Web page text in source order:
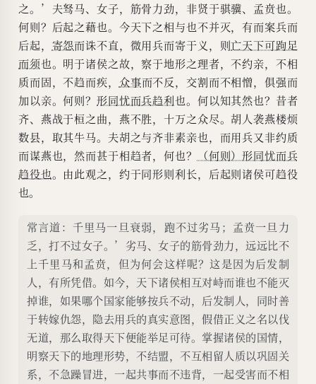
之。’夫驽马、女子，筋骨力劲，非贤于骐骥、孟贲也。
何则？后起之藉也。今天下之相与也不并灭，有而案兵而
后起， 寄怨而诛不直，微用兵而寄于义，则亡天下可跔足
而须也。明于诸侯之故，察于地形之理者，不约亲，不相
质而固，不趋而疾， 众事而不反，交割而不相憎，俱强而
加以亲。何则？形同忧而兵趋利也。何以知其然也？昔者
齐、燕战于桓之曲，燕不胜，十万之众尽。胡人袭燕楼烦
数县，取其牛马。夫胡之与齐非素亲也，而用兵又非约质
而谋燕也，然而甚于相趋者，何也？
（何则）形同忧而兵
趋役也。由此观之，约于同形则利长，后起则诸侯可趋役
也。
常言道：千里马一旦衰弱，跑不过劣马；孟贲一旦力
乏，打不过女子。’劣马、女子的筋骨劲力，远远比不
上千里马和孟贲，但为何会这样呢？这是因为后发制
人，有所凭借。如今，天下诸侯相互对峙而谁也不能灭
掉谁，如果哪个国家能够按兵不动，后发制人，同时善
于转嫁仇怨，隐去用兵的真实意图，假借正义之名以伐
无道，那么取得天下便能举足可待。掌握诸侯的国情，
明察天下的地理形势，不结盟，不互相留人质以巩固关
系，不急躁冒进，一起共事而不违背，一起受害而不相